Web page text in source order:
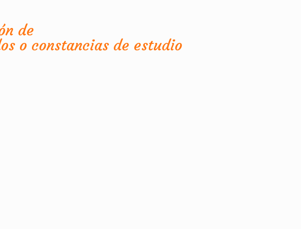
de
o constancias de estudio